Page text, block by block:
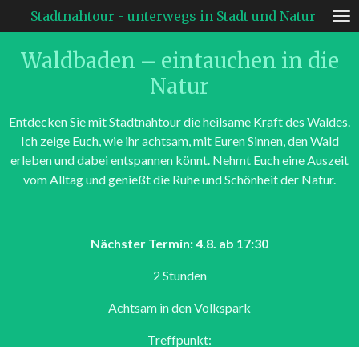
Zum
Hauptinhalt
springen
Stadtnahtour - unterwegs in Stadt und Natur
Waldbaden – eintauchen in die
Natur
Entdecken Sie mit Stadtnahtour die heilsame Kraft des Waldes.
Ich zeige Euch, wie ihr achtsam, mit Euren Sinnen, den Wald
erleben und dabei entspannen könnt. Nehmt Euch eine Auszeit
vom Alltag und genießt die Ruhe und Schönheit der Natur.
Nächster Termin: 4.8. ab 17:30
2 Stunden
Achtsam in den Volkspark
Treffpunkt: